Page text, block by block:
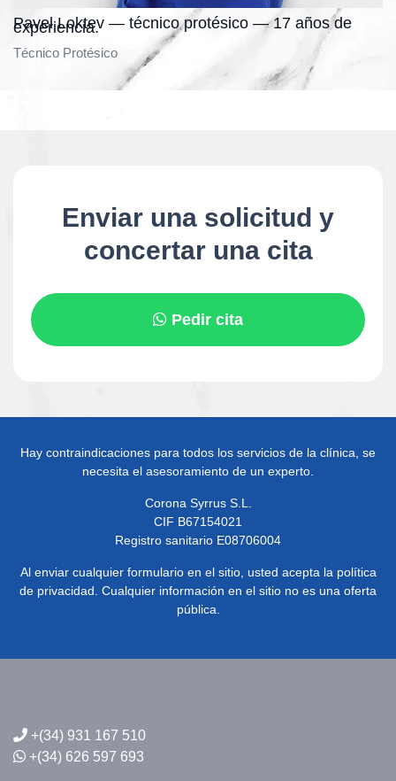
Pavel Loktev — técnico protésico — 17 años de
experiencia.
Técnico Protésico
Enviar una solicitud y
concertar una cita
Pedir cita
Hay contraindicaciones para todos los servicios de la clínica, se
necesita el asesoramiento de un experto.
Corona Syrrus S.L.
CIF B67154021
Registro sanitario E08706004
Al enviar cualquier formulario en el sitio, usted acepta la política
de privacidad. Cualquier información en el sitio no es una oferta
pública.
+(34) 931 167 510
+(34) 626 597 693